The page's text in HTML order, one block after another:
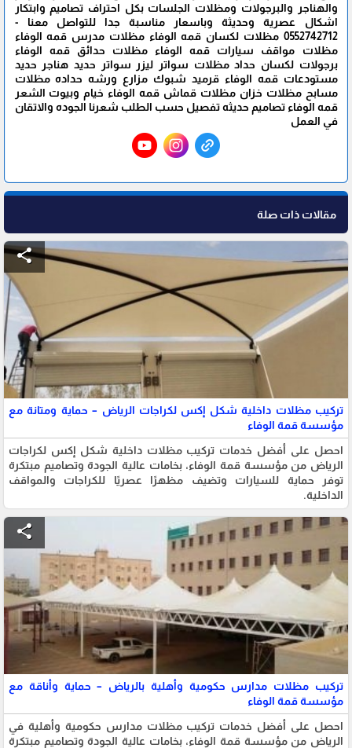
والهناجر والبرجولات ومظلات الجلسات بكل احتراف تصاميم وابتكار
اشكال عصرية وحديثة وباسعار مناسبة جدا للتواصل معنا -
0552742712 مظلات لكسان قمه الوفاء مظلات مدرس قمه الوفاء
مظلات مواقف سيارات قمه الوفاء مظلات حدائق قمه الوفاء
برجولات لكسان حداد مظلات سواتر ليزر سواتر حديد هناجر حديد
مستودعات قمه الوفاء قرميد شبوك مزارع ورشه حداده مظلات
مسابح مظلات خزان مظلات قماش قمه الوفاء خيام وبيوت الشعر
قمه الوفاء تصاميم حديثه تفصيل حسب الطلب شعرنا الجوده والاتقان
في العمل
مقالات ذات صلة
share
تركيب مظلات داخلية شكل إكس لكراجات الرياض – حماية ومتانة مع
مؤسسة قمة الوفاء
احصل على أفضل خدمات تركيب مظلات داخلية شكل إكس لكراجات
الرياض من مؤسسة قمة الوفاء، بخامات عالية الجودة وتصاميم مبتكرة
توفر حماية للسيارات وتضيف مظهرًا عصريًا للكراجات والمواقف
الداخلية.
share
تركيب مظلات مدارس حكومية وأهلية بالرياض – حماية وأناقة مع
مؤسسة قمة الوفاء
احصل على أفضل خدمات تركيب مظلات مدارس حكومية وأهلية في
الرياض من مؤسسة قمة الوفاء، بخامات عالية الجودة وتصاميم مبتكرة